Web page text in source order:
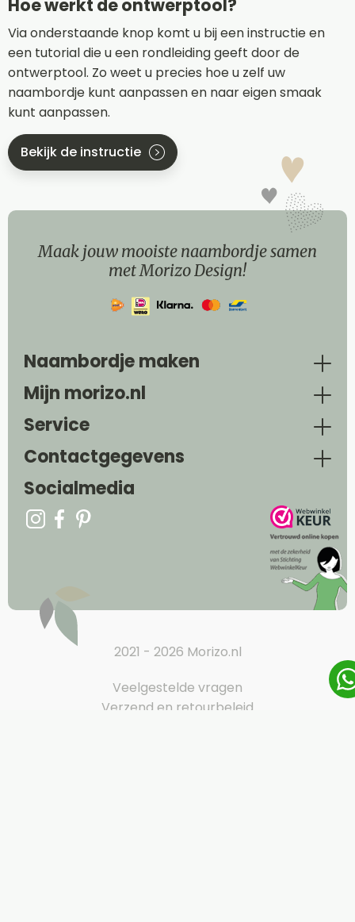
Hoe werkt de ontwerptool?
Via onderstaande knop komt u bij een instructie en
een tutorial die u een rondleiding geeft door de
ontwerptool. Zo weet u precies hoe u zelf uw
naambordje kunt aanpassen en naar eigen smaak
kunt aanpassen.
Bekijk de instructie
Maak jouw mooiste naambordje samen
met Morizo Design!
Naambordje maken
Mijn morizo.nl
Service
Contactgegevens
Socialmedia
2021 - 2026 Morizo.nl
Veelgestelde vragen
Verzend en retourbeleid